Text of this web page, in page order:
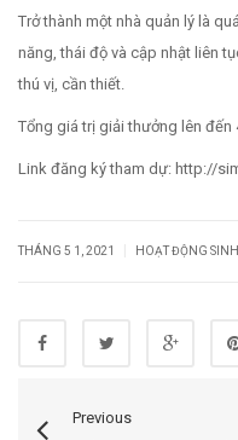
Trở thành một nhà quản lý là
năng, thái độ và cập nhật liên
thú vị, cần thiết.
Tổng giá trị giải thưởng lên đến
Link đăng ký tham dự: http://
THÁNG 5 1, 2021 HOẠT ĐỘNG
Previous